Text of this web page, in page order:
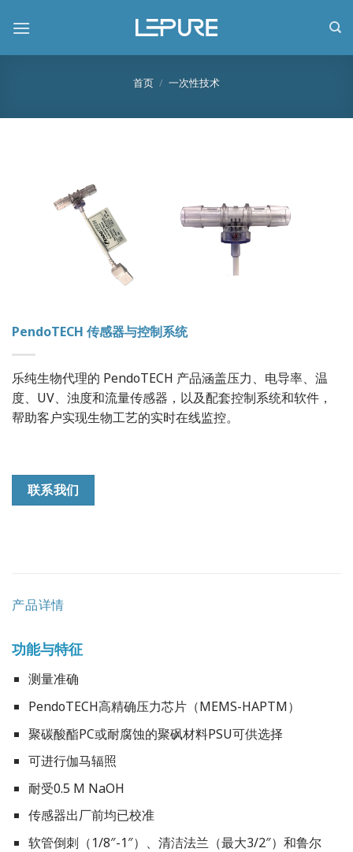
首页 / 一次性技术
PendoTECH 传感器与控制系统
乐纯生物代理的 PendoTECH 产品涵盖压力、电导率、温
度、UV、浊度和流量传感器，以及配套控制系统和软件，
帮助客户实现生物工艺的实时在线监控。
联系我们
产品详情
功能与特征
测量准确
PendoTECH高精确压力芯片（MEMS-HAPTM）
聚碳酸酯PC或耐腐蚀的聚砜材料PSU可供选择
可进行伽马辐照
耐受0.5 M NaOH
传感器出厂前均已校准
软管倒刺（1/8″-1″）、清洁法兰（最大3/2″）和鲁尔